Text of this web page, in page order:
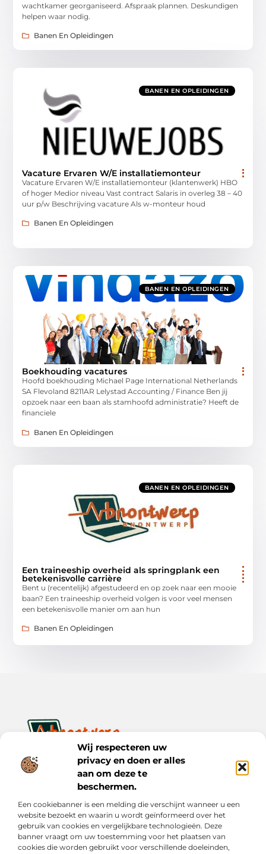
Wij respecteren uw
privacy en doen er alles
aan om deze te
beschermen.
Een cookiebanner is een melding die verschijnt wanneer u een
website bezoekt en waarin u wordt geïnformeerd over het
gebruik van cookies en vergelijkbare technologieën. Deze
banner vraagt om uw toestemming voor het plaatsen van
cookies die worden gebruikt voor verschillende doeleinden,
wachtkamer georganiseerd. Afspraak plannen. Deskundigen
helpen waar nodig.
Banen En Opleidingen
BANEN EN OPLEIDINGEN
Vacature Ervaren W/E installatiemonteur
Vacature Ervaren W/E installatiemonteur (klantenwerk) HBO
of hoger Medior niveau Vast contract Salaris in overleg 38 – 40
uur p/w Beschrijving vacature Als w-monteur houd
Banen En Opleidingen
BANEN EN OPLEIDINGEN
Boekhouding vacatures
Hoofd boekhouding Michael Page International Netherlands
SA Flevoland 8211AR Lelystad Accounting / Finance Ben jij
opzoek naar een baan als stamhoofd administratie? Heeft de
financiele
Banen En Opleidingen
BANEN EN OPLEIDINGEN
Een traineeship overheid als springplank een
betekenisvolle carrière
Bent u (recentelijk) afgestudeerd en op zoek naar een mooie
baan? Een traineeship overheid volgen is voor veel mensen
een betekenisvolle manier om aan hun
Banen En Opleidingen
Ontwerp je dagelijks leven met inspiratie en verhalen.
Ontdek praktische tips, creatieve ideeën en waardevolle
inzichten op Bnontwerp.nl.
Bericht categorie